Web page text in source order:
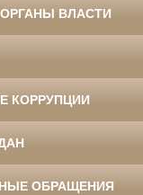
ВЛАСТИ
КОРРУПЦИИ
ОБРАЩЕНИЯ